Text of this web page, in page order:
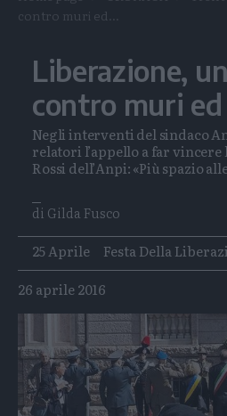
contro muri ed...
Liberazione,
contro muri
Negli interventi del sindaco
relatori l’appello a far
Rossi dell’Anpi: «Più spazio
di Gilda Fusco
Tags
25 Aprile
Festa Della
26 aprile 2016